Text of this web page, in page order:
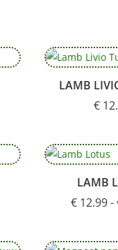
LAMB
€
LAMB
€ 12.99 -